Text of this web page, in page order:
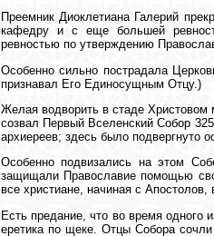
Преемник Диоклетиана Галерий
кафедру и с еще большей
ревностью по утверждению
Особенно сильно пострадала
признавал Его Единосущным Отцу.)
Желая водворить в стаде Христовом
созвал Первый Вселенский Собор
архиереев; здесь было подвергнуто
Особенно подвизались на этом
защищали Православие помощью
все христиане, начиная с
Есть предание, что во время одного
еретика по щеке. Отцы Собора